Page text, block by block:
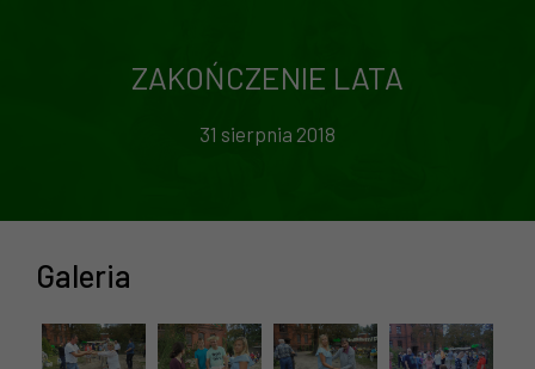
ZAKOŃCZENIE LATA
31 sierpnia 2018
Galeria